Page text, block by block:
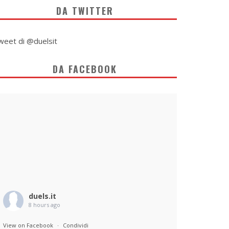
DA TWITTER
di @duelsit
DA FACEBOOK
duels.it
8 hours ago
View on Facebook · Condividi